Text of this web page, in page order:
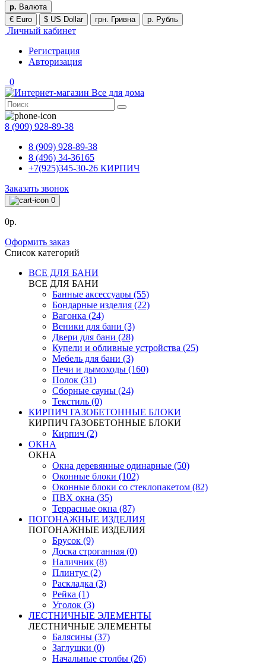
р. Валюта
€ Euro
$ US Dollar грн. Гривна р. Рубль
Личный кабинет
Регистрация
Авторизация
0
8 (909) 928-89-38
8 (909) 928-89-38
8 (496) 34-36165
+7(925)345-30-26 КИРПИЧ
Заказать звонок
0
0р.
Оформить заказ
Список категорий
ВСЕ ДЛЯ БАНИ
ВСЕ ДЛЯ БАНИ
Банные аксессуары (55)
Бондарные изделия (22)
Вагонка (24)
Веники для бани (3)
Двери для бани (28)
Купели и обливные устройства (25)
Мебель для бани (3)
Печи и дымоходы (160)
Полок (31)
Сборные сауны (24)
Текстиль (0)
КИРПИЧ ГАЗОБЕТОННЫЕ БЛОКИ
КИРПИЧ ГАЗОБЕТОННЫЕ БЛОКИ
Кирпич (2)
ОКНА
ОКНА
Окна деревянные одинарные (50)
Оконные блоки (102)
Оконные блоки со стеклопакетом (82)
ПВХ окна (35)
Террасные окна (87)
ПОГОНАЖНЫЕ ИЗДЕЛИЯ
ПОГОНАЖНЫЕ ИЗДЕЛИЯ
Брусок (9)
Доска строганная (0)
Наличник (8)
Плинтус (2)
Раскладка (3)
Рейка (1)
Уголок (3)
ЛЕСТНИЧНЫЕ ЭЛЕМЕНТЫ
ЛЕСТНИЧНЫЕ ЭЛЕМЕНТЫ
Балясины (37)
Заглушки (0)
Начальные столбы (26)